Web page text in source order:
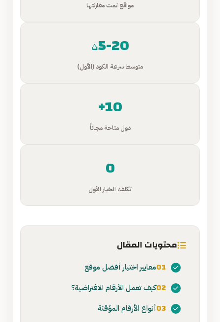
مواقع تمت مقارنتها
5-20ث
متوسط سرعة الكود (الأول)
10+
دول متاحة مجاناً
0
تكلفة الخيار الأول
محتويات المقال
01معايير اختيار أفضل موقع
02كيف تعمل الأرقام الافتراضية؟
03أنواع الأرقام المؤقتة